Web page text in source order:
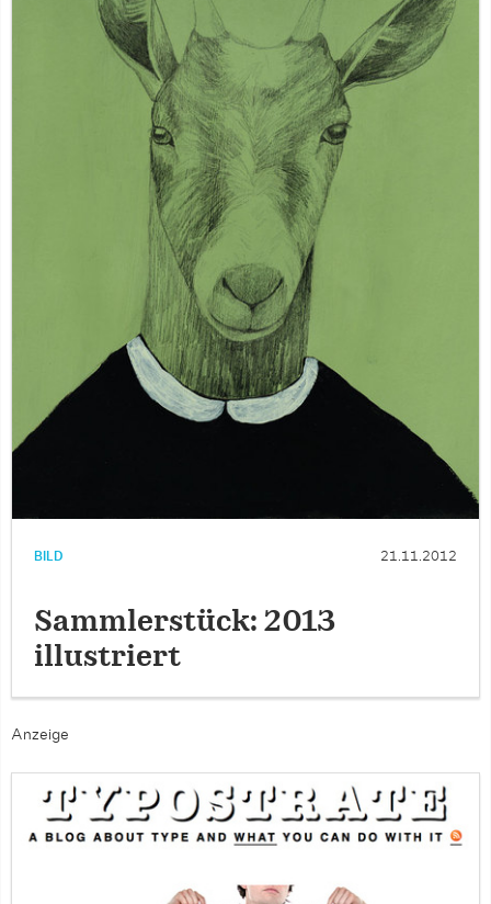
BILD 21.11.2012
Sammlerstück: 2013
illustriert
Anzeige